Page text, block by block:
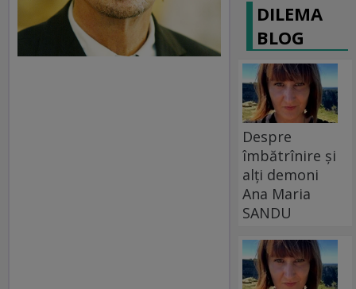
DILEMA
BLOG
Despre
îmbătrînire și
alți demoni
Ana Maria
SANDU